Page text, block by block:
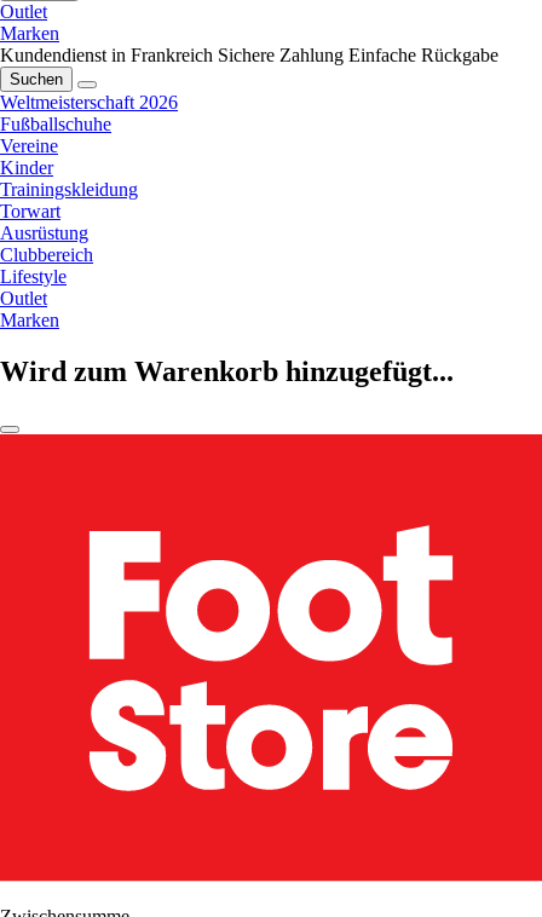
Outlet
Marken
Kundendienst in Frankreich Sichere Zahlung Einfache Rückgabe
Suchen
Weltmeisterschaft 2026
Fußballschuhe
Vereine
Kinder
Trainingskleidung
Torwart
Ausrüstung
Clubbereich
Lifestyle
Outlet
Marken
Wird zum Warenkorb hinzugefügt...